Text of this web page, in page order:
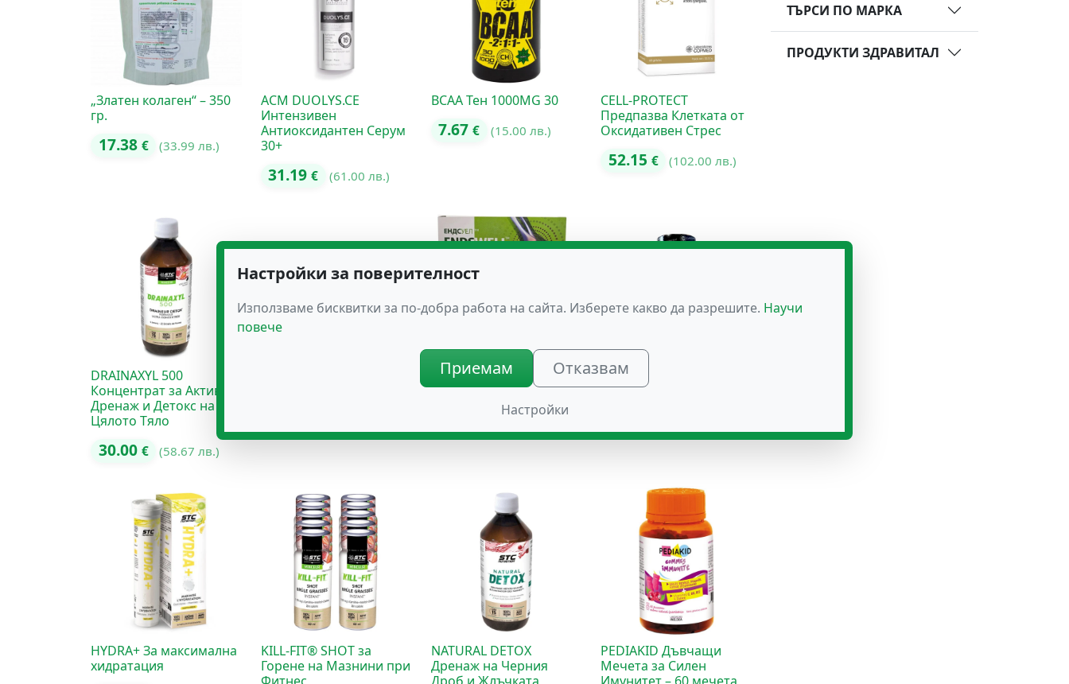
„Златен колаген“ – 350
гр.
17.38 € (33.99 лв.)
ACM DUOLYS.CE
Интензивен
Антиоксидантен Серум
30+
31.19€ (61.00 лв.)
BCAA Тен 1000MG 30
7.67€ (15.00 лв.)
CELL-PROTECT
Предпазва Клетката от
Оксидативен Стрес
52.15 € (102.00 лв.)
DRAINAXYL 500
Концентрат за Активен
Дренаж и Детокс на
Цялото Тяло
30.00 € (58.67 лв.)
ENDSWELL – Ендсуел за
Движение Без Болка
(59.99 лв.)
FISH OIL OMEGA 3
Рибено Масло
HYDRA+ За максимална
хидратация
KILL-FIT® SHOT за
Горене на Мазнини при
NATURAL DETOX
Дренаж на Черния
PEDIAKID Дъвчащи
Мечета за Силен
ТЪРСИ ПО МАРКА
ПРОДУКТИ ЗДРАВИТАЛ
Настройки за поверителност
Използваме бисквитки за по-добра работа на сайта. Изберете какво да разрешите. Научи
повече
Приемам Отказвам
Настройки